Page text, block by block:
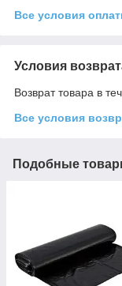
Все условия
Условия
Возврат товара в
Все условия
Подобные